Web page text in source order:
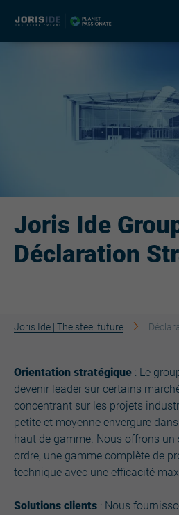
Joris Ide
Déclaration
Joris Ide | The steel future
Orientation stratégique : Le
devenir leader sur certains
concentrant sur les projets
petite et moyenne envergure
haut de gamme. Nous offrons un
ordre, une gamme complète de
technique avec une efficacité
Solutions clients : Nous